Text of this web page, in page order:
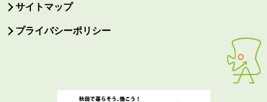
サイトマップ
プライバシーポリシー